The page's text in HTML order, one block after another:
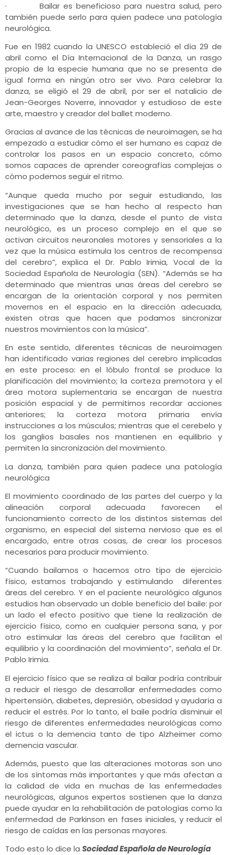
· Bailar es beneficioso para nuestra salud, pero
también puede serlo para quien padece una patología
neurológica.
Fue en 1982 cuando la UNESCO estableció el día 29 de
abril como el Día Internacional de la Danza, un rasgo
propio de la especie humana que no se presenta de
igual forma en ningún otro ser vivo. Para celebrar la
danza, se eligió el 29 de abril, por ser el natalicio de
Jean-Georges Noverre, innovador y estudioso de este
arte, maestro y creador del ballet moderno.
Gracias al avance de las técnicas de neuroimagen, se ha
empezado a estudiar cómo el ser humano es capaz de
controlar los pasos en un espacio concreto, cómo
somos capaces de aprender coreografías complejas o
cómo podemos seguir el ritmo.
“Aunque queda mucho por seguir estudiando, las
investigaciones que se han hecho al respecto han
determinado que la danza, desde el punto de vista
neurológico, es un proceso complejo en el que se
activan circuitos neuronales motores y sensoriales a la
vez que la música estimula los centros de recompensa
del cerebro”, explica el Dr. Pablo Irimia, Vocal de la
Sociedad Española de Neurología (SEN). “Además se ha
determinado que mientras unas áreas del cerebro se
encargan de la orientación corporal y nos permiten
movernos en el espacio en la dirección adecuada,
existen otras que hacen que podamos sincronizar
nuestros movimientos con la música”.
En este sentido, diferentes técnicas de neuroimagen
han identificado varias regiones del cerebro implicadas
en este proceso: en el lóbulo frontal se produce la
planificación del movimiento; la corteza premotora y el
área motora suplementaria se encargan de nuestra
posición espacial y de permitirnos recordar acciones
anteriores; la corteza motora primaria envía
instrucciones a los músculos; mientras que el cerebelo y
los ganglios basales nos mantienen en equilibrio y
permiten la sincronización del movimiento.
La danza, también para quien padece una patología
neurológica
El movimiento coordinado de las partes del cuerpo y la
alineación corporal adecuada favorecen el
funcionamiento correcto de los distintos sistemas del
organismo, en especial del sistema nervioso que es el
encargado, entre otras cosas, de crear los procesos
necesarios para producir movimiento.
“Cuando bailamos o hacemos otro tipo de ejercicio
físico, estamos trabajando y estimulando diferentes
áreas del cerebro. Y en el paciente neurológico algunos
estudios han observado un doble beneficio del baile: por
un lado el efecto positivo que tiene la realización de
ejercicio físico, como en cualquier persona sana, y por
otro estimular las áreas del cerebro que facilitan el
equilibrio y la coordinación del movimiento”, señala el Dr.
Pablo Irimia.
El ejercicio físico que se realiza al bailar podría contribuir
a reducir el riesgo de desarrollar enfermedades como
hipertensión, diabetes, depresión, obesidad y ayudaría a
reducir el estrés. Por lo tanto, el baile podría disminuir el
riesgo de diferentes enfermedades neurológicas como
el ictus o la demencia tanto de tipo Alzheimer como
demencia vascular.
Además, puesto que las alteraciones motoras son uno
de los síntomas más importantes y que más afectan a
la calidad de vida en muchas de las enfermedades
neurológicas, algunos expertos sostienen que la danza
puede ayudar en la rehabilitación de patologías como la
enfermedad de Parkinson en fases iniciales, y reducir el
riesgo de caídas en las personas mayores.
Todo esto lo dice la Sociedad Española de Neurología